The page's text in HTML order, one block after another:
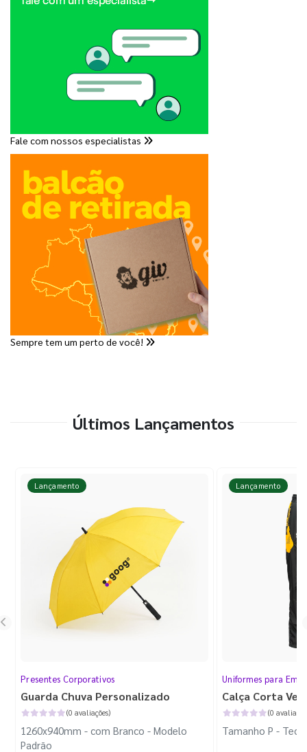
Fale com nossos especialistas
Sempre tem um perto de você!
Últimos Lançamentos
Lançamento
Presentes Corporativos
Guarda Chuva Personalizado
(0 avaliações)
1260x940mm - com Branco - Modelo
Padrão
Lançamento
Uniformes para
Calça Corta
(0
Tamanho P -